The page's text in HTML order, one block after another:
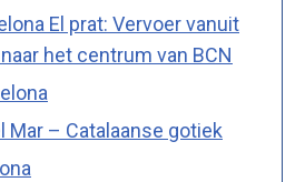
El prat: Vervoer vanuit
het centrum van BCN
Mar – Catalaanse gotiek